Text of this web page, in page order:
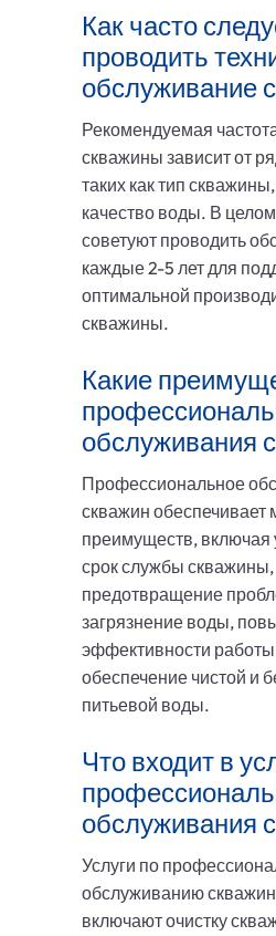
Как часто
проводить
обслуживание
Рекомендуемая
скважины зависит от
таких как тип
качество воды. В
советуют проводить
каждые 2-5 лет для
оптимальной
скважины.
Какие
обслуживания
Профессиональное
скважин обеспечивает
преимуществ, включая
срок службы скважины,
предотвращение
загрязнение воды,
эффективности работы
обеспечение чистой и
питьевой воды.
Что входит в
обслуживания
Услуги по
обслуживанию
включают очистку